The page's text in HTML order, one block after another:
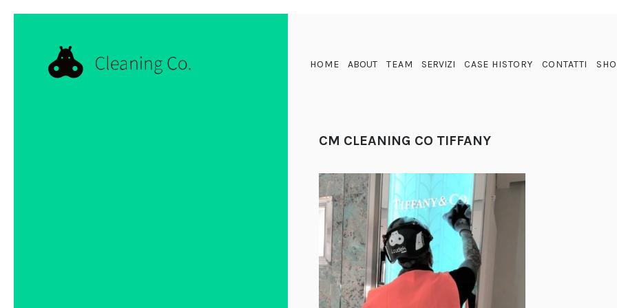
CM CLEANING CO TIFFANY
HOME ABOUT TEAM SERVIZI CASE HISTORY CONTATTI